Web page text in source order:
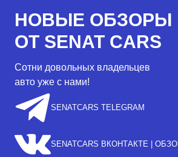
НОВЫЕ ОБЗОРЫ
ОТ SENAT CARS
Сотни довольных владельцев
авто уже с нами!
SENATCARS TELEGRAM
SENATCARS ВКОНТАКТЕ |